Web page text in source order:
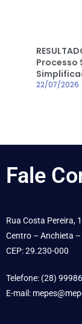
Processo
22/07/2026
Fale
Rua Costa Pereira,
Centro – Anchieta –
CEP: 29.230-000
Telefone: (28)
E-mail: